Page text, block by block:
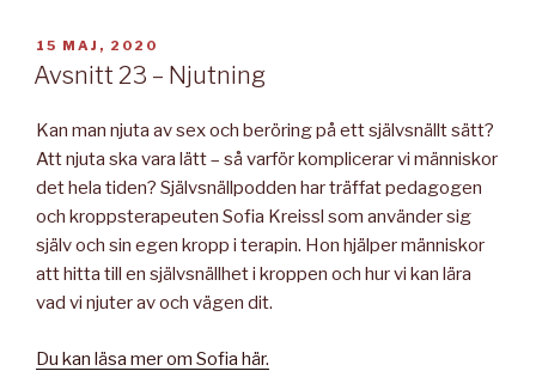
PUBLICERAT
15 MAJ, 2020
Avsnitt 23 – Njutning
Kan man njuta av sex och beröring på ett självsnällt sätt?
Att njuta ska vara lätt – så varför komplicerar vi människor
det hela tiden? Självsnällpodden har träffat pedagogen
och kroppsterapeuten Sofia Kreissl som använder sig
själv och sin egen kropp i terapin. Hon hjälper människor
att hitta till en självsnällhet i kroppen och hur vi kan lära
vad vi njuter av och vägen dit.
Du kan läsa mer om Sofia här.